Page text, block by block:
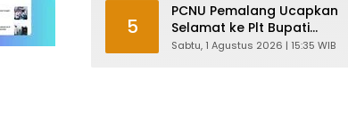
5
PCNU Pemalang Ucapkan
Selamat ke Plt Bupati
Nurkholes: Pemimpin Adalah
Sabtu, 1 Agustus 2026 | 15:35 WIB